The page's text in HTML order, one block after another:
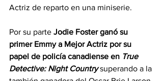
Actriz de reparto en una miniserie.
Por su parte Jodie Foster ganó su
primer Emmy a Mejor Actriz por su
papel de policía canadiense en True
Detective: Night Country superando a la